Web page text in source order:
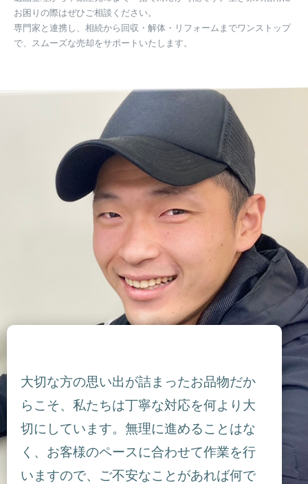
お困りの際はぜひご相談ください。
専門家と連携し、相続から回収・解体・リフォームまでワンストップ
で、スムーズな売却をサポートいたします。
大切な方の思い出が詰まったお品物だか
らこそ、私たちは丁寧な対応を何より大
切にしています。無理に進めることはな
く、お客様のペースに合わせて作業を行
いますので、ご不安なことがあれば何で